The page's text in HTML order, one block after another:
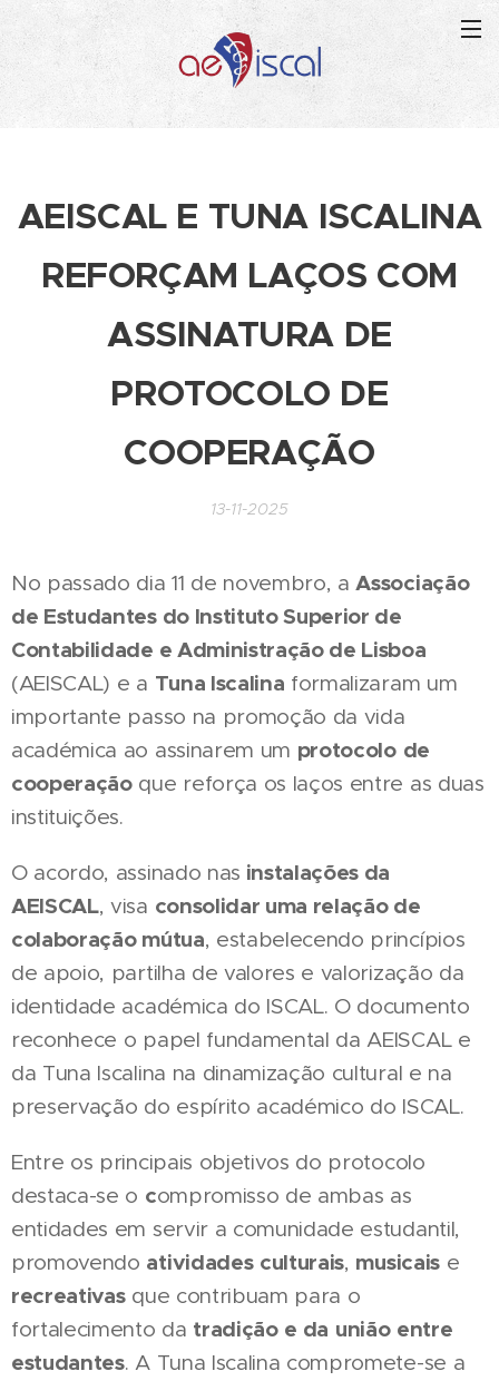
AEISCAL E TUNA ISCALINA
REFORÇAM LAÇOS COM
ASSINATURA DE
PROTOCOLO DE
COOPERAÇÃO
13-11-2025
No passado dia 11 de novembro, aAssociação
de Estudantes do Instituto Superior de
Contabilidade e Administração de Lisboa
(AEISCAL) e a Tuna Iscalina formalizaram um
importante passo na promoção da vida
académica ao assinarem um protocolo de
cooperaçãoque reforça os laços entre as duas
instituições.
O acordo, assinado nas instalações da
AEISCAL, visa consolidar uma relação de
colaboração mútua, estabelecendo princípios
de apoio, partilha de valores e valorização da
identidade académica do ISCAL. O documento
reconhece o papel fundamental da AEISCAL e
da Tuna Iscalina na dinamização cultural e na
preservação do espírito académico do ISCAL.
Entre os principais objetivos do protocolo
destaca-se o compromisso de ambas as
entidades em servir a comunidade estudantil,
promovendo atividades culturais, musicaise
recreativasque contribuam para o
fortalecimento da tradição e da união entre
estudantes. A Tuna Iscalina compromete-se a